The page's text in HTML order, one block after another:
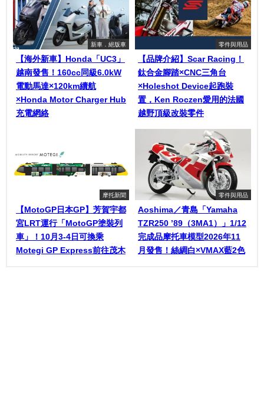
新車．絕版車
【海外新車】Honda「UC3」
越南發售！160cc同級6.0kW
電動馬達×120km續航
×Honda Motor Charger Hub
充電網絡
零件與用品
【品牌介紹】Scar Racing！
鈦合金腳踏×CNC三角台
×Holeshot Device起跑裝
置，Ken Roczen愛用的法國
越野頂級改裝零件
摩托新聞
【MotoGP日本GP】芳賀宇都
宮LRT運行「MotoGP塗裝列
車」！10月3-4日可換乘
Motegi GP Express前往茂木
零件與用品
Aoshima／青島「Yamaha
TZR250 ’89（3MA1）」1/12
完成品摩托車模型2026年11
月發售！絲綢白×VMAX藍2色